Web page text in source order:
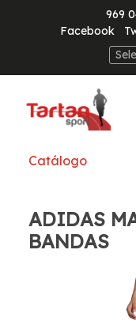
969
Facebook
Catálogo
ADIDAS
BANDAS